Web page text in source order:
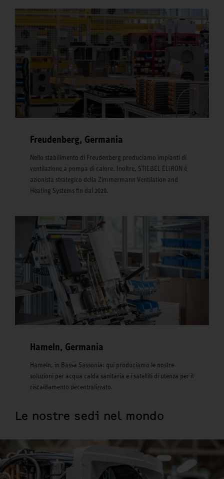
Freudenberg, Germania
Nello stabilimento di Freudenberg produciamo impianti di
ventilazione a pompa di calore. Inoltre, STIEBEL ELTRON è
azionista strategico della Zimmermann Ventilation and
Heating Systems fin dal 2020.
Hameln, Germania
Hameln, in Bassa Sassonia: qui produciamo le nostre
soluzioni per acqua calda sanitaria e i satelliti di utenza per il
riscaldamento decentralizzato.
Le nostre sedi nel mondo